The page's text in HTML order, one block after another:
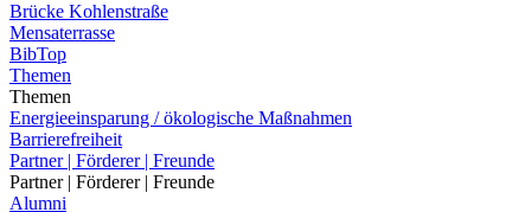
Brücke Kohlenstraße
Mensaterrasse
BibTop
Themen
Themen
Energieeinsparung / ökologische Maßnahmen
Barrierefreiheit
Partner | Förderer | Freunde
Partner | Förderer | Freunde
Alumni